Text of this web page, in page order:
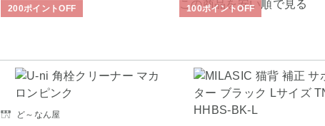
200ポイントOFF 100ポイントOFF
この商品を安い順で見る
ど～なん屋